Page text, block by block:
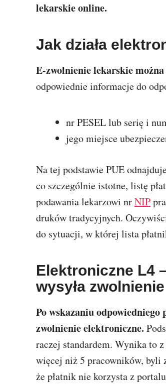
lekarskie online.
Jak działa
E-zwolnienie lekarskie
odpowiednie informacje do
nr PESEL lub serię i
jego miejsce
Na tej podstawie PUE
co szczególnie istotne, listę
podawania lekarzowi nrNIP
druków tradycyjnych.
do sytuacji, w której lista
Elektroniczne L4
wysyła
Po wskazaniu
zwolnienie elektroniczne.
raczej standardem. Wynika to
więcej niż 5 pracowników, byli
że płatnik nie korzysta z